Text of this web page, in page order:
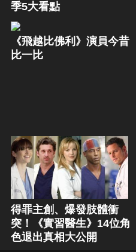
季5大看點
《飛越比佛利》演員今昔
比一比
得罪主創、爆發肢體衝
突！《實習醫生》14位角
色退出真相大公開